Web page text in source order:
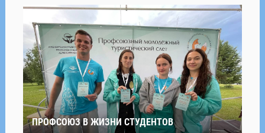
ПРОФСОЮЗ В ЖИЗНИ СТУДЕНТОВ